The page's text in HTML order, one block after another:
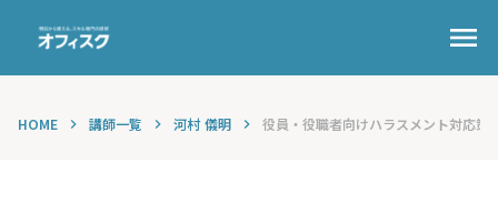
HOME keyboard_arrow_right 講師一覧 keyboard_arrow_right 河村 儀明 keyboard_arrow_right 役員・役職者向けハラスメント対応策
menu